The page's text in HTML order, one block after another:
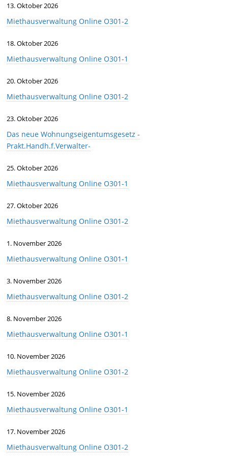
13. Oktober 2026
Miethausverwaltung Online O301-2
18. Oktober 2026
Miethausverwaltung Online O301-1
20. Oktober 2026
Miethausverwaltung Online O301-2
23. Oktober 2026
Das neue Wohnungseigentumsgesetz -
Prakt.Handh.f.Verwalter-
25. Oktober 2026
Miethausverwaltung Online O301-1
27. Oktober 2026
Miethausverwaltung Online O301-2
1. November 2026
Miethausverwaltung Online O301-1
3. November 2026
Miethausverwaltung Online O301-2
8. November 2026
Miethausverwaltung Online O301-1
10. November 2026
Miethausverwaltung Online O301-2
15. November 2026
Miethausverwaltung Online O301-1
17. November 2026
Miethausverwaltung Online O301-2